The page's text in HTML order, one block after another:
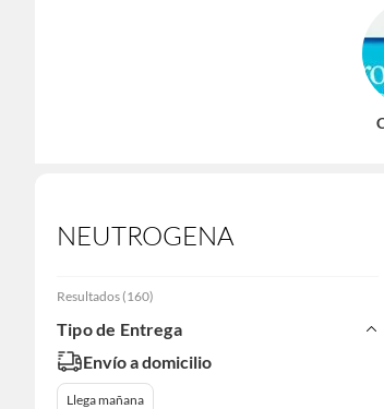
NEUTROGENA
Resultados (160)
Tipo de Entrega
Envío a domicilio
Llega mañana